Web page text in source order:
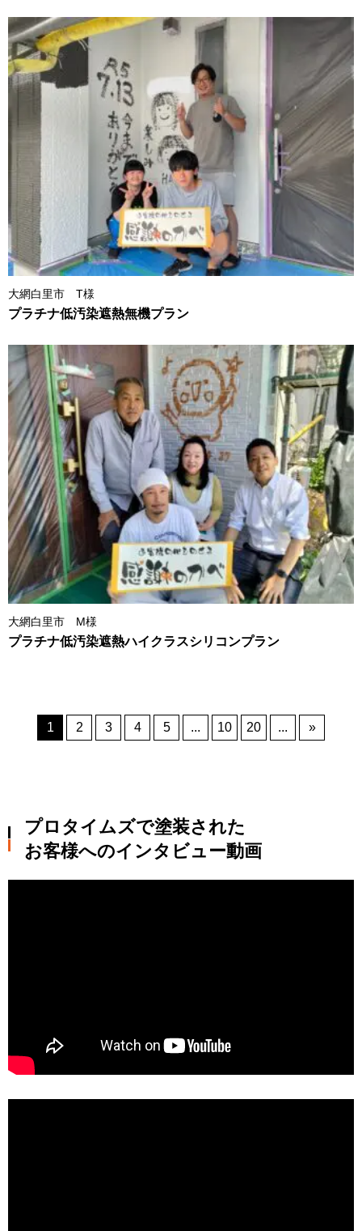
大網白里市 T様
プラチナ低汚染遮熱無機プラン
大網白里市 M様
プラチナ低汚染遮熱ハイクラスシリコンプラン
1 2 3 4 5 ... 10 20 ... »
プロタイムズで塗装された
お客様へのインタビュー動画